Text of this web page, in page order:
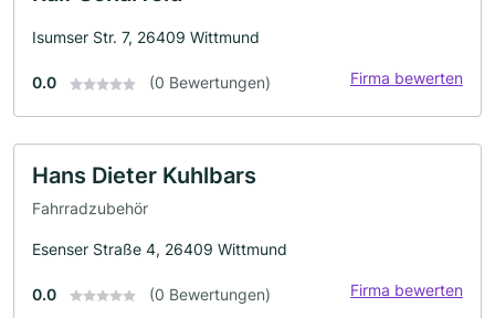
Isumser Str. 7, 26409 Wittmund
0.0 (0 Bewertungen) Firma bewerten
Hans Dieter Kuhlbars
Fahrradzubehör
Esenser Straße 4, 26409 Wittmund
0.0 (0 Bewertungen) Firma bewerten